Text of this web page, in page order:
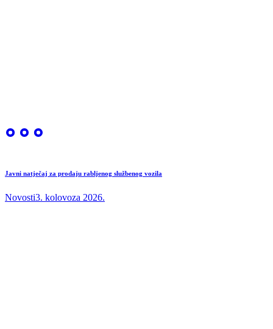
Javni natječaj za prodaju rabljenog službenog vozila
Novosti3. kolovoza 2026.